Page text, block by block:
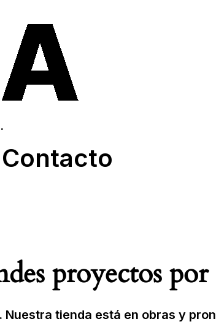
Contacto
proyectos
tienda está en obras y